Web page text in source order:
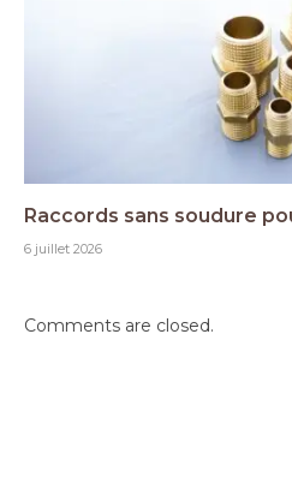
Raccords sans soudure
6 juillet 2026
Comments are closed.